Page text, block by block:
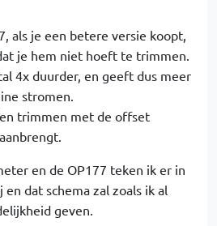
als je een betere versie koopt,
je hem niet hoeft te trimmen.
4x duurder, en geeft dus meer
stromen.
trimmen met de offset
en de OP177 teken ik er in
dat schema zal zoals ik al
geven.